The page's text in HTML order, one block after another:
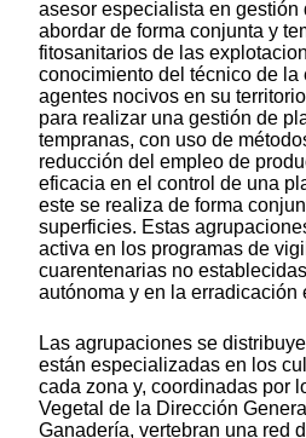
asesor especialista en gestión
abordar de forma conjunta y
fitosanitarios de las
conocimiento del técnico de
agentes nocivos en su
para realizar una gestión de
tempranas, con uso de
reducción del empleo de
eficacia en el control de una
este se realiza de forma
superficies. Estas
activa en los programas de
cuarentenarias no
autónoma y en la erradicación
Las agrupaciones se
están especializadas en los
cada zona y, coordinadas por
Vegetal de la Dirección
Ganadería, vertebran una red